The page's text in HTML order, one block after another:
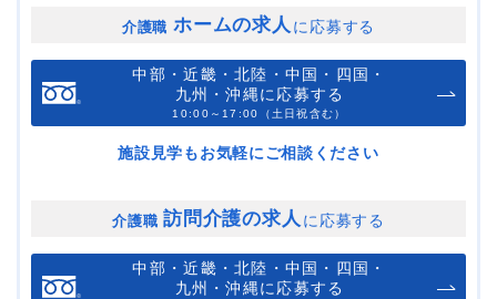
介護職 ホームの求人 に応募する
中部・近畿・北陸・中国・四国・
九州・沖縄に応募する
10:00～17:00（土日祝含む）
施設見学もお気軽にご相談ください
介護職 訪問介護の求人 に応募する
中部・近畿・北陸・中国・四国・
九州・沖縄に応募する